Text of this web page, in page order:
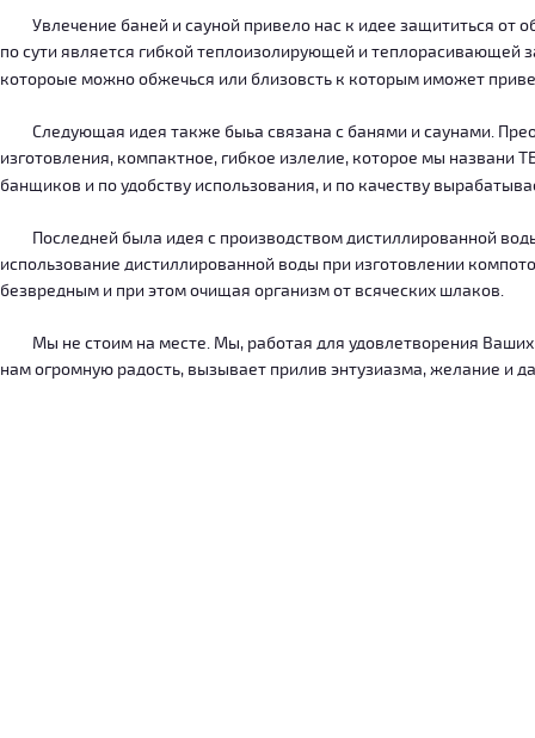
Увлечение баней и сауной привело нас к идее защититься от
по сути является гибкой теплоизолирующей и теплорасивающей
котороые можно обжечься или близовсть к которым иможет
Следующая идея также быьа связана с банями и саунами.
изготовления, компактное, гибкое излелие, которое мы
банщиков и по удобству использования, и по качеству
Последней была идея с производством дистиллированной
использование дистиллированной воды при изготовлении
безвредным и при этом очищая организм от всяческих шлаков.
Мы не стоим на месте. Мы, работая для удовлетворения Ваших
нам огромную радость, вызывает прилив энтузиазма, желание и